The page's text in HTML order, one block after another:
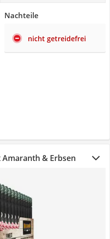
Nachteile
nicht getreidefrei
& Erbsen